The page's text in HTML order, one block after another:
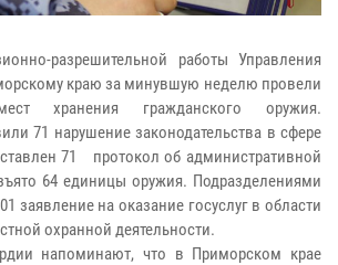
разрешительной работы Управления
краю за минувшую неделю провели
хранения гражданского оружия.
71 нарушение законодательства в сфере
71 протокол об административной
64 единицы оружия. Подразделениями
заявление на оказание госуслуг в области
охранной деятельности.
напоминают, что в Приморском крае